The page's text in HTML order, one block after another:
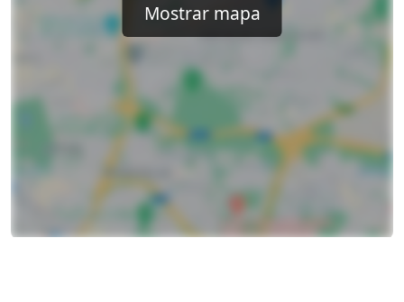
Mostrar mapa